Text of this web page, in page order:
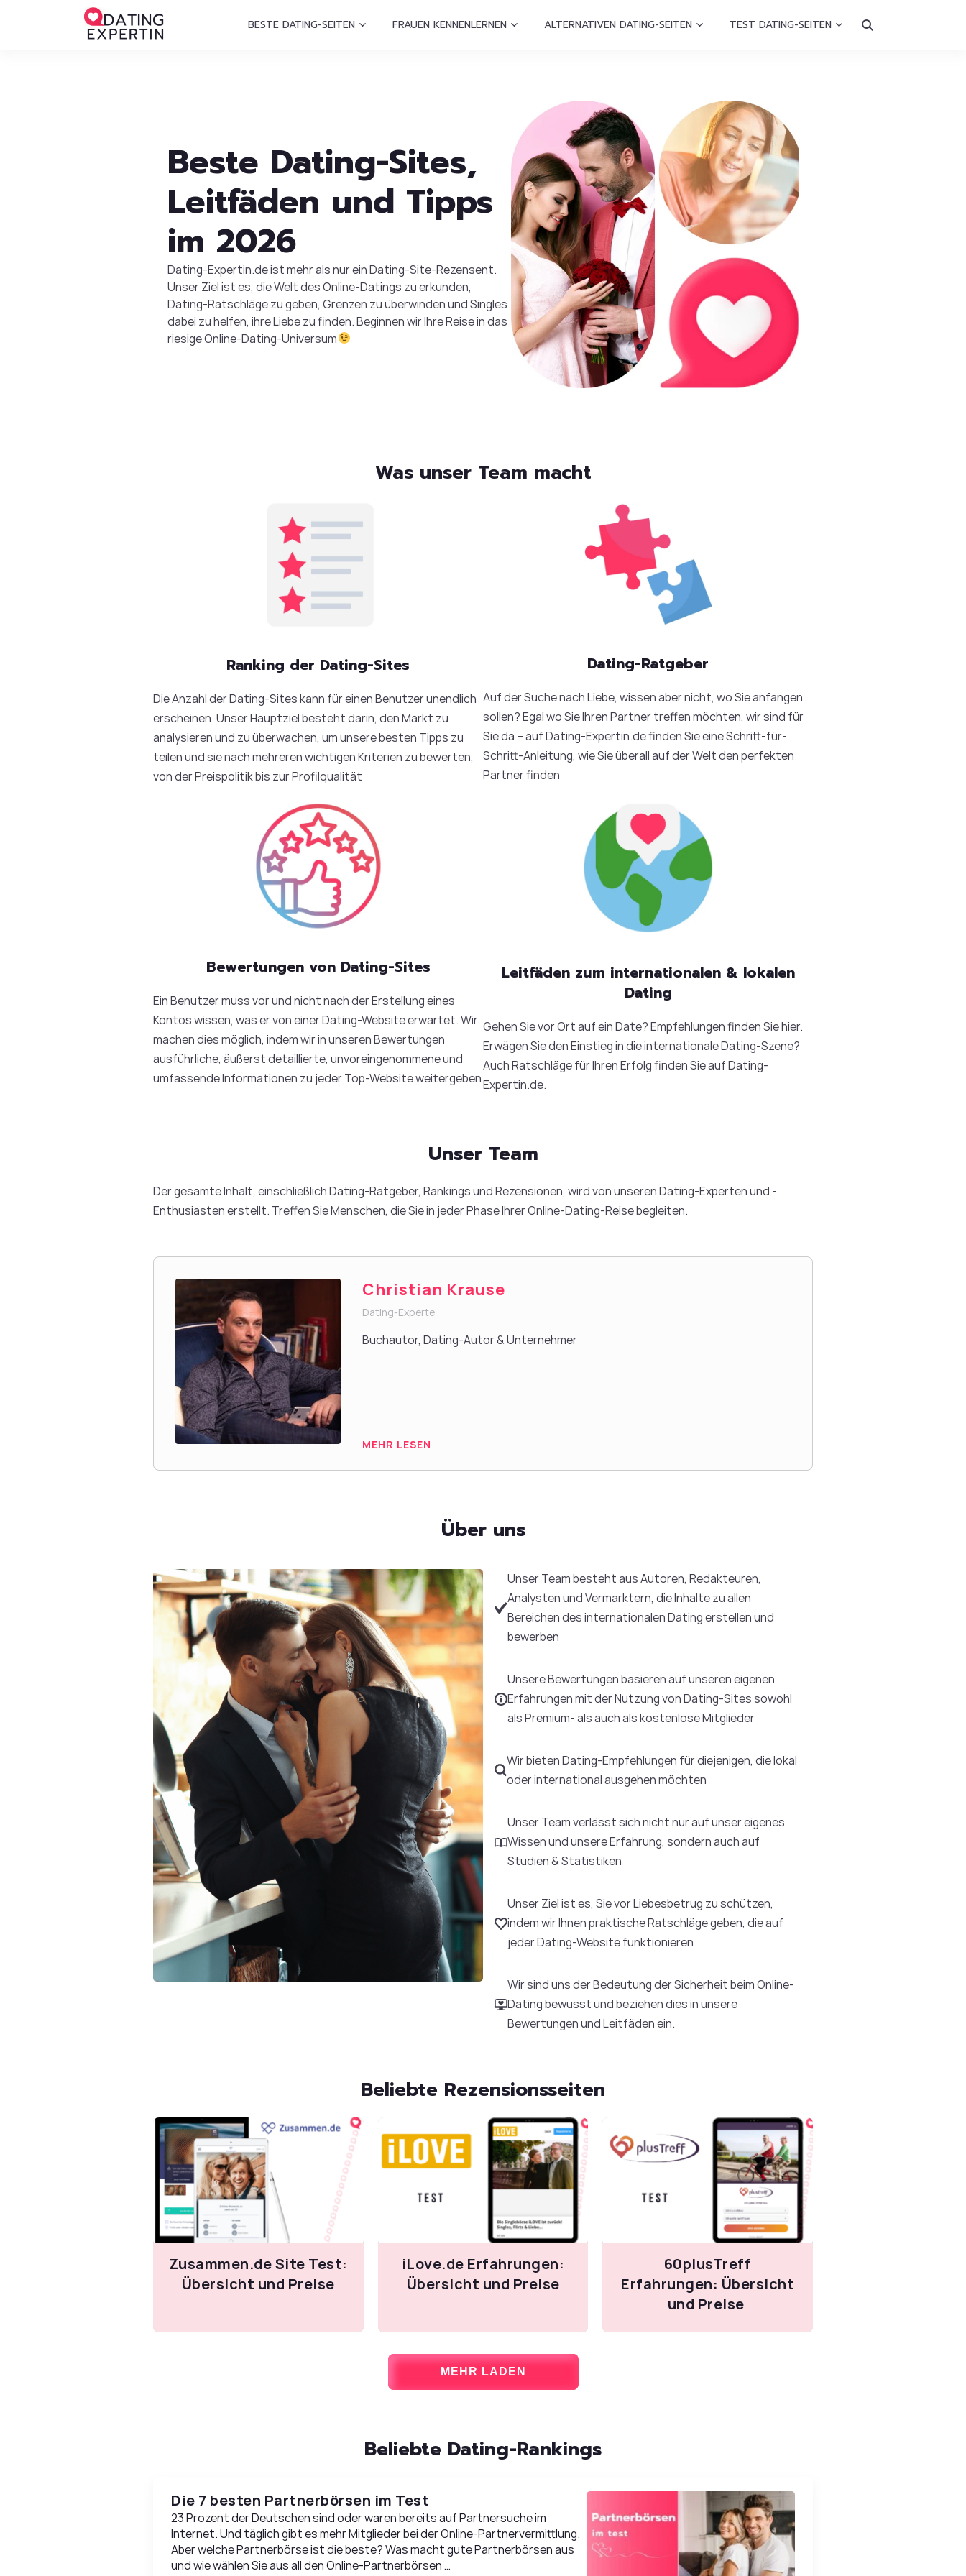
BESTE DATING-SEITEN FRAUEN KENNENLERNEN ALTERNATIVEN DATING-SEITEN TEST DATING-SEITEN
Beste Dating-Sites,
Leitfäden und Tipps
im 2026
Dating-Expertin.de ist mehr als nur ein Dating-Site-Rezensent.
Unser Ziel ist es, die Welt des Online-Datings zu erkunden,
Dating-Ratschläge zu geben, Grenzen zu überwinden und Singles
dabei zu helfen, ihre Liebe zu finden. Beginnen wir Ihre Reise in das
riesige Online-Dating-Universum
Was unser Team macht
Ranking der Dating-Sites
Die Anzahl der Dating-Sites kann für einen Benutzer unendlich
erscheinen. Unser Hauptziel besteht darin, den Markt zu
analysieren und zu überwachen, um unsere besten Tipps zu
teilen und sie nach mehreren wichtigen Kriterien zu bewerten,
von der Preispolitik bis zur Profilqualität
Dating-Ratgeber
Auf der Suche nach Liebe, wissen aber nicht, wo Sie anfangen
sollen? Egal wo Sie Ihren Partner treffen möchten, wir sind für
Sie da – auf Dating-Expertin.de finden Sie eine Schritt-für-
Schritt-Anleitung, wie Sie überall auf der Welt den perfekten
Partner finden
Bewertungen von Dating-Sites
Ein Benutzer muss vor und nicht nach der Erstellung eines
Kontos wissen, was er von einer Dating-Website erwartet. Wir
machen dies möglich, indem wir in unseren Bewertungen
ausführliche, äußerst detaillierte, unvoreingenommene und
umfassende Informationen zu jeder Top-Website weitergeben
Leitfäden zum internationalen & lokalen
Dating
Gehen Sie vor Ort auf ein Date? Empfehlungen finden Sie hier.
Erwägen Sie den Einstieg in die internationale Dating-Szene?
Auch Ratschläge für Ihren Erfolg finden Sie auf Dating-
Expertin.de.
Unser Team
Der gesamte Inhalt, einschließlich Dating-Ratgeber, Rankings und Rezensionen, wird von unseren Dating-Experten und -
Enthusiasten erstellt. Treffen Sie Menschen, die Sie in jeder Phase Ihrer Online-Dating-Reise begleiten.
Christian Krause
Dating-Experte
Buchautor, Dating-Autor & Unternehmer
MEHR LESEN
Über uns
Unser Team besteht aus Autoren, Redakteuren,
Analysten und Vermarktern, die Inhalte zu allen
Bereichen des internationalen Dating erstellen und
bewerben
Unsere Bewertungen basieren auf unseren eigenen
Erfahrungen mit der Nutzung von Dating-Sites sowohl
als Premium- als auch als kostenlose Mitglieder
Wir bieten Dating-Empfehlungen für diejenigen, die lokal
oder international ausgehen möchten
Unser Team verlässt sich nicht nur auf unser eigenes
Wissen und unsere Erfahrung, sondern auch auf
Studien & Statistiken
Unser Ziel ist es, Sie vor Liebesbetrug zu schützen,
indem wir Ihnen praktische Ratschläge geben, die auf
jeder Dating-Website funktionieren
Wir sind uns der Bedeutung der Sicherheit beim Online-
Dating bewusst und beziehen dies in unsere
Bewertungen und Leitfäden ein.
Beliebte Rezensionsseiten
Zusammen.de Site Test:
Übersicht und Preise
iLove.de Erfahrungen:
Übersicht und Preise
60plusTreff
Erfahrungen: Übersicht
und Preise
MEHR LADEN
Beliebte Dating-Rankings
Die 7 besten Partnerbörsen im Test
23 Prozent der Deutschen sind oder waren bereits auf Partnersuche im
Internet. Und täglich gibt es mehr Mitglieder bei der Online-Partnervermittlung.
Aber welche Partnerbörse ist die beste? Was macht gute Partnerbörsen aus
und wie wählen Sie aus all den Online-Partnerbörsen …